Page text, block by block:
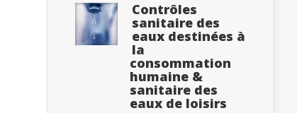
Contrôles
sanitaire des
eaux destinées à
la
consommation
humaine &
sanitaire des
eaux de loisirs